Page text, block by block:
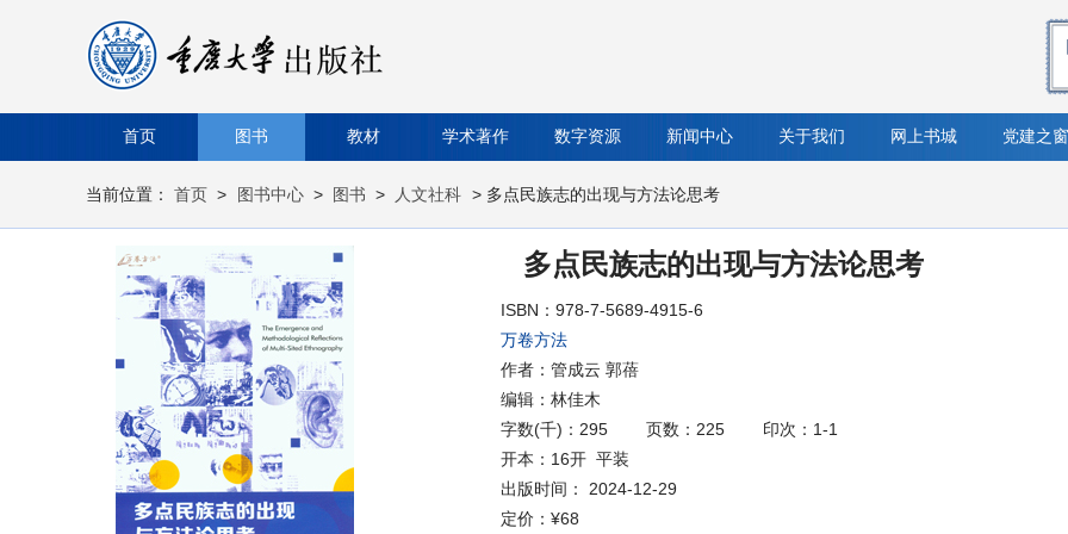
首页 图书 教材 学术著作 数字资源 新闻中心 关于我们 网上书城 党建之窗
当前位置： 首页 > 图书中心 > 图书 > 人文社科 > 多点民族志的出现与方法论思考
多点民族志的出现与方法论思考
ISBN：978-7-5689-4915-6
万卷方法
作者：管成云 郭蓓
编辑：林佳木
字数(千)：295
页数：225
印次：1-1
开本：16开 平装
出版时间： 2024-12-29
定价： ¥68